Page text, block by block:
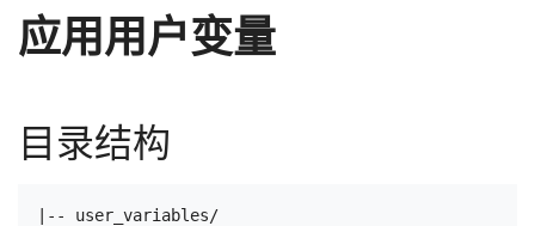
应用用户变量
目录结构
|-- user_variables/